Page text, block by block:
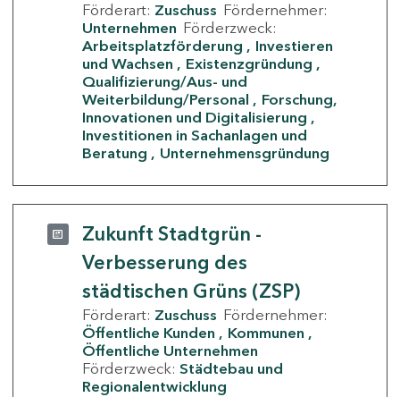
Förderart: Zuschuss Fördernehmer:
Unternehmen Förderzweck:
Arbeitsplatzförderung
Investieren
und Wachsen
Existenzgründung
Qualifizierung/Aus- und
Weiterbildung/Personal
Forschung,
Innovationen und Digitalisierung
Investitionen in Sachanlagen und
Beratung
Unternehmensgründung
Zukunft Stadtgrün -
Verbesserung des
städtischen Grüns (ZSP)
Förderart: Zuschuss Fördernehmer:
Öffentliche Kunden
Kommunen
Öffentliche Unternehmen
Förderzweck: Städtebau und
Regionalentwicklung